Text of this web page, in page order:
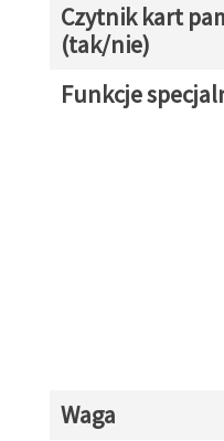
Czytnik kart
(tak/nie)
Funkcje
Waga